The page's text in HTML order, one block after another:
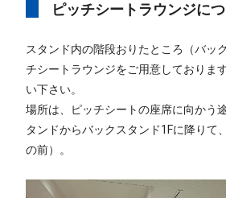
ピッチシートラウンジに
スタンド内の階段おりたところ（バッ
チシートラウンジをご用意しておりま
い下さい。
場所は、ピッチシートの座席に向かう
タンドからバックスタンド1Fに降りて
の前）。